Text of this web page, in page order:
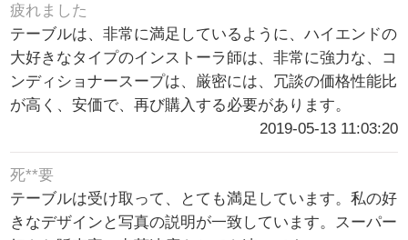
疲れました
テーブルは、非常に満足しているように、ハイエンドの
大好きなタイプのインストーラ師は、非常に強力な、コ
ンディショナースープは、厳密には、冗談の価格性能比
が高く、安価で、再び購入する必要があります。
2019-05-13 11:03:20
死**要
テーブルは受け取って、とても満足しています。私の好
きなデザインと写真の説明が一致しています。スーパー